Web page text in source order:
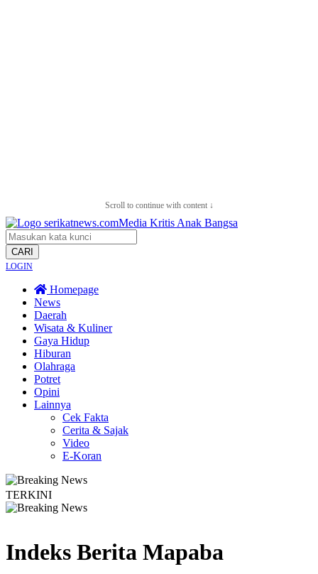
Scroll to continue with content ↓
CARI
LOGIN
Homepage
News
Daerah
Wisata & Kuliner
Gaya Hidup
Hiburan
Olahraga
Potret
Opini
Lainnya
Cek Fakta
Cerita & Sajak
Video
E-Koran
TERKINI
Indeks Berita Mapaba